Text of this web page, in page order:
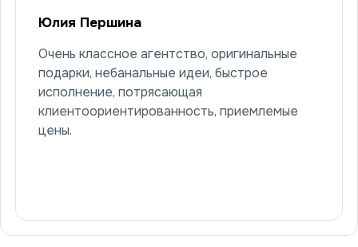
Юлия Першина
Очень классное агентство, оригинальные
подарки, небанальные идеи, быстрое
исполнение, потрясающая
клиентоориентированность, приемлемые
цены.